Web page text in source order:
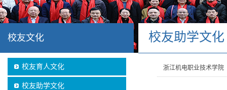
校友文化
校友育人文化
校友助学文化
校友助学文化
浙江机电职业技术学院